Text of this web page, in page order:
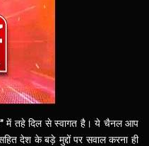
में तहे दिल से स्वागत है। ये चैनल आप
देश के बड़े मुद्दों पर सवाल करना ही